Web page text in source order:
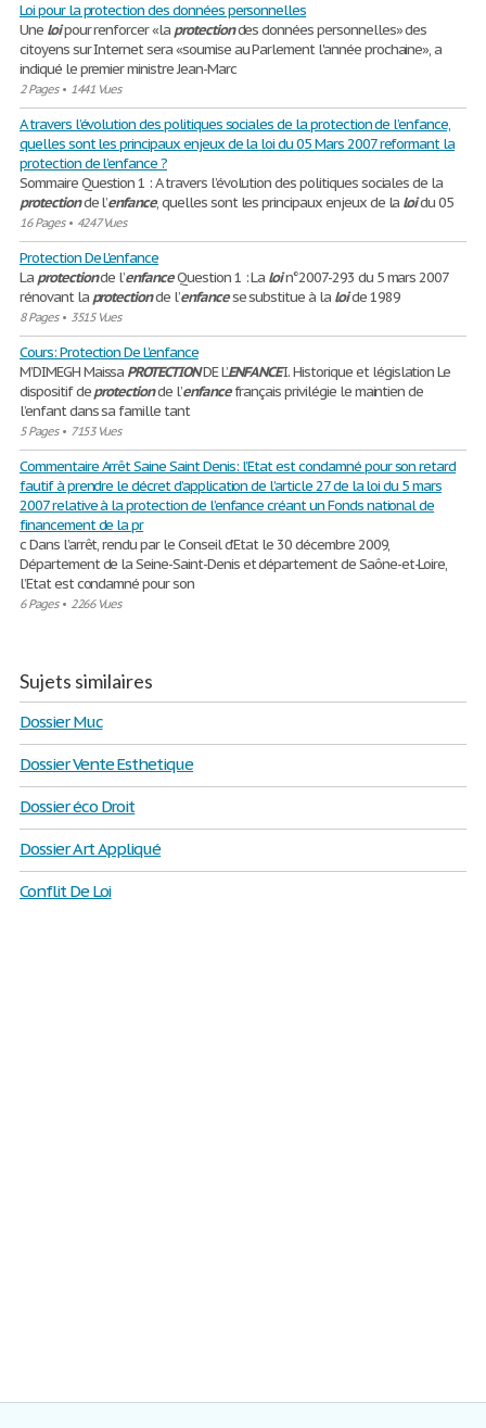
Loi pour la protection des données personnelles
Une loipour renforcer «la protectiondes données personnelles» des
citoyens sur Internet sera «soumise au Parlement l'année prochaine», a
indiqué le premier ministre Jean-Marc
2 Pages• 1441 Vues
A travers l’évolution des politiques sociales de la protection de l’enfance,
quelles sont les principaux enjeux de la loi du 05 Mars 2007 reformant la
protection de l’enfance ?
Sommaire Question 1 : A travers l’évolution des politiques sociales de la
protectionde l’enfance, quelles sont les principaux enjeux de la loidu 05
16 Pages• 4247 Vues
Protection De L'enfance
La protectionde l’enfanceQuestion 1 : La loin°2007-293 du 5 mars 2007
rénovant la protectionde l’enfancese substitue à la loide 1989
8 Pages• 3515 Vues
Cours: Protection De L'enfance
M’DIMEGH Maissa PROTECTIONDE L’ENFANCEI. Historique et législation Le
dispositif deprotectionde l’enfancefrançais privilégie le maintien de
l’enfant dans sa famille tant
5 Pages• 7153 Vues
Commentaire Arrêt Saine Saint Denis: l’Etat est condamné pour son retard
fautif à prendre le décret d’application de l’article 27 de la loi du 5 mars
2007 relative à la protection de l’enfance créant un Fonds national de
financement de la pr
c Dans l’arrêt, rendu par le Conseil d’Etat le 30 décembre 2009,
Département de la Seine-Saint-Denis et département de Saône-et-Loire,
l’Etat est condamné pour son
6 Pages• 2266 Vues
Sujets similaires
Dossier Muc
Dossier Vente Esthetique
Dossier éco Droit
Dossier Art Appliqué
Conflit De Loi